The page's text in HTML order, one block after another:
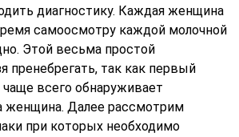
диагностику. Каждая женщина
самоосмотру каждой молочной
Этой весьма простой
пренебрегать, так как первый
всего обнаруживает
женщина. Далее рассмотрим
при которых необходимо